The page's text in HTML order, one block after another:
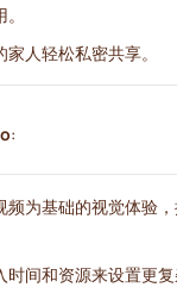
人轻松私密共享。
:
频为基础的视觉体验
间和资源来设置更复